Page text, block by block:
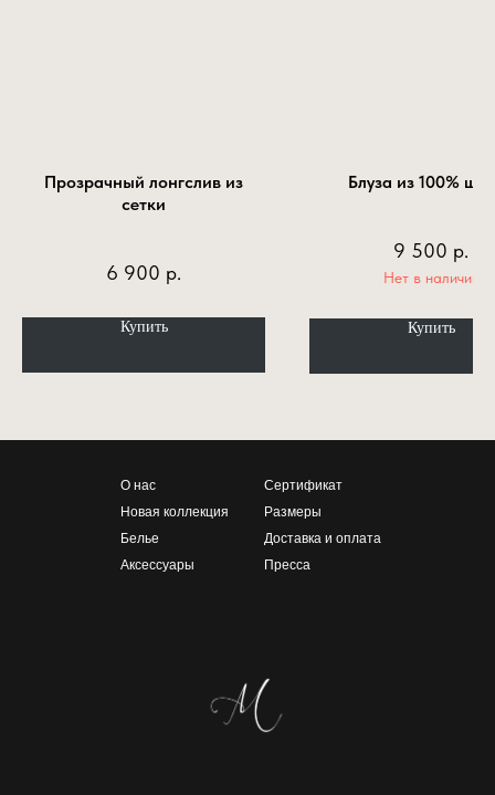
Прозрачный лонгслив из
сетки
6 900 р.
Купить
Блуза из 100%
9 500 р.
Нет в наличии
Купить
О нас
Новая коллекция
Белье
Аксессуары
Сертификат
Размеры
Доставка и оплата
Пресса